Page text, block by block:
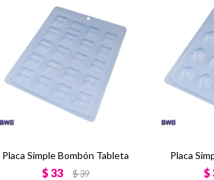
Placa Simple Bombón Tableta
$ 33 $39
Placa
$